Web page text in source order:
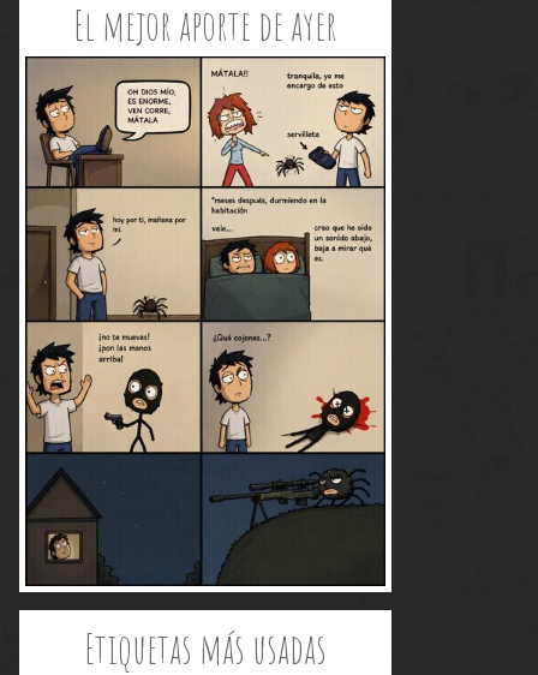
El mejor aporte de ayer
Etiquetas más usadas